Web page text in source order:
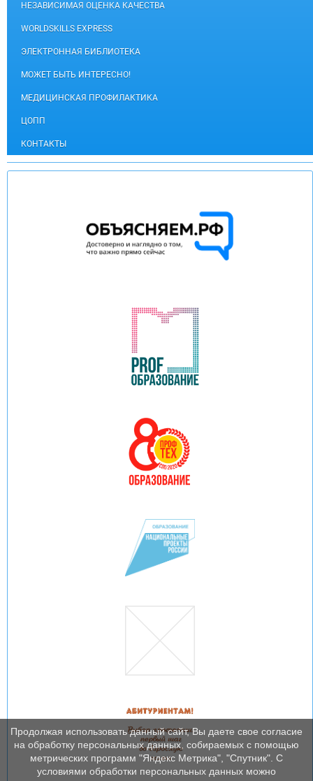
НЕЗАВИСИМАЯ ОЦЕНКА КАЧЕСТВА
WORLDSKILLS EXPRESS
ЭЛЕКТРОННАЯ БИБЛИОТЕКА
МОЖЕТ БЫТЬ ИНТЕРЕСНО!
МЕДИЦИНСКАЯ ПРОФИЛАКТИКА
ЦОПП
КОНТАКТЫ
Продолжая использовать данный сайт, Вы даете свое согласие
на обработку персональных данных, собираемых с помощью
метрических программ "Яндекс Метрика", "Спутник". С
условиями обработки персональных данных можно